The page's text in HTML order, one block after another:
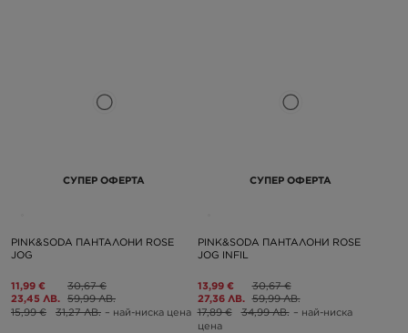
СУПЕР ОФЕРТА
PINK&SODA ПАНТАЛОНИ ROSE
JOG
11,99 €
23,45 ЛВ.
30,67 €
59,99 ЛВ.
15,99 €
31,27 ЛВ. – най-ниска цена
СУПЕР ОФЕРТА
PINK&SODA ПАНТАЛОНИ ROSE
JOG INFIL
13,99 €
27,36 ЛВ.
30,67 €
59,99 ЛВ.
17,89 €
34,99 ЛВ. – най-ниска
цена